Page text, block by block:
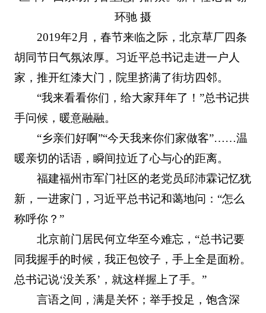
环驰 摄
2019年2月，春节来临之际，北京草厂四条
胡同节日气氛浓厚。习近平总书记走进一户人
家，推开红漆大门，院里挤满了街坊四邻。
“我来看看你们，给大家拜年了！”总书记拱
手问候，暖意融融。
“乡亲们好啊”“今天我来你们家做客”……温
暖亲切的话语，瞬间拉近了心与心的距离。
福建福州市军门社区的老党员邱沛霖记忆犹
新，一进家门，习近平总书记和蔼地问：“怎么
称呼你？”
北京前门居民何立华至今难忘，“总书记要
同我握手的时候，我正包饺子，手上全是面粉。
总书记说‘没关系’，就这样握上了手。”
言语之间，满是关怀；举手投足，饱含深